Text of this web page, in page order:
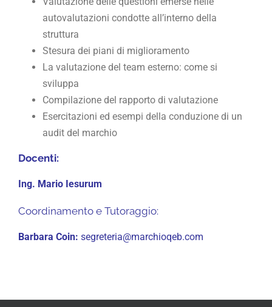
autovalutazioni condotte all’interno della
struttura
Stesura dei piani di miglioramento
La valutazione del team esterno: come si
sviluppa
Compilazione del rapporto di valutazione
Esercitazioni ed esempi della conduzione di un
audit del marchio
Docenti:
Ing. Mario Iesurum
Coordinamento e Tutoraggio:
Barbara Coin: segreteria@marchioqeb.com